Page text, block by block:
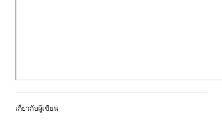
เกี่ยวกับผู้เขียน